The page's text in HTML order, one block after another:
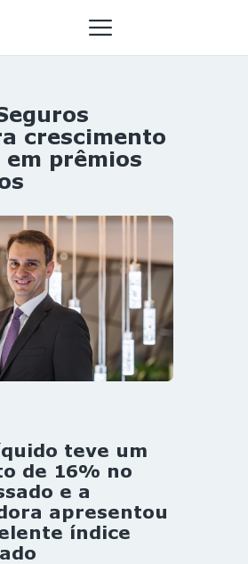
crescimento
prêmios
teve um
de 16% no
e a
apresentou
índice